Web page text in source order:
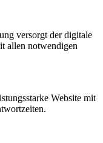
versorgt der digitale
allen notwendigen
Website mit